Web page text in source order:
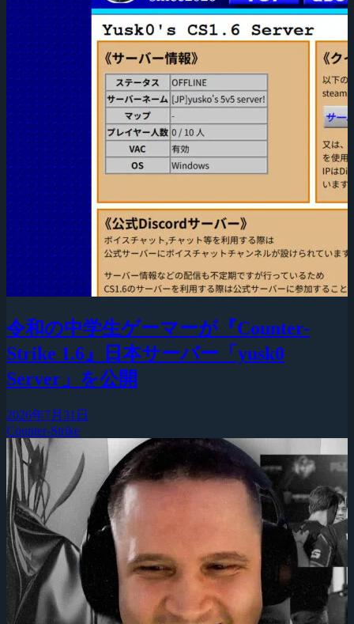
令和の中学生ゲーマーが『Counter-
Strike 1.6』日本サーバー「yusk0
Server」を公開
2026年7月31日
Counter-Strike